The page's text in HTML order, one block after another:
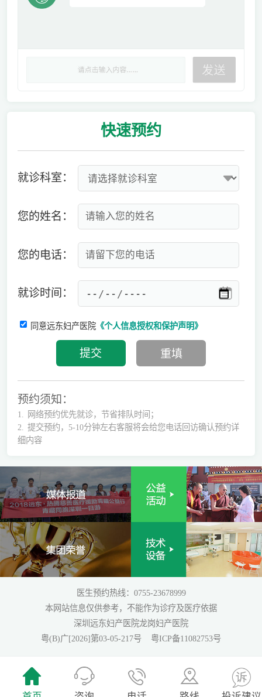
快速预约
就诊科室：
您的姓名：
您的电话：
就诊时间：
同意远东妇产医院《个人信息授权和保护声明》
预约须知：
1.
网络预约优先就诊，节省排队时间；
2.
提交预约，5-10分钟左右客服将会给您电话回访确认预约详
细内容
医生预约热线：0755-23678999
本网站信息仅供参考，不能作为诊疗及医疗依据
深圳远东妇产医院龙岗妇产医院
粤(B)广[2026]第03-05-217号
粤ICP备11082753号